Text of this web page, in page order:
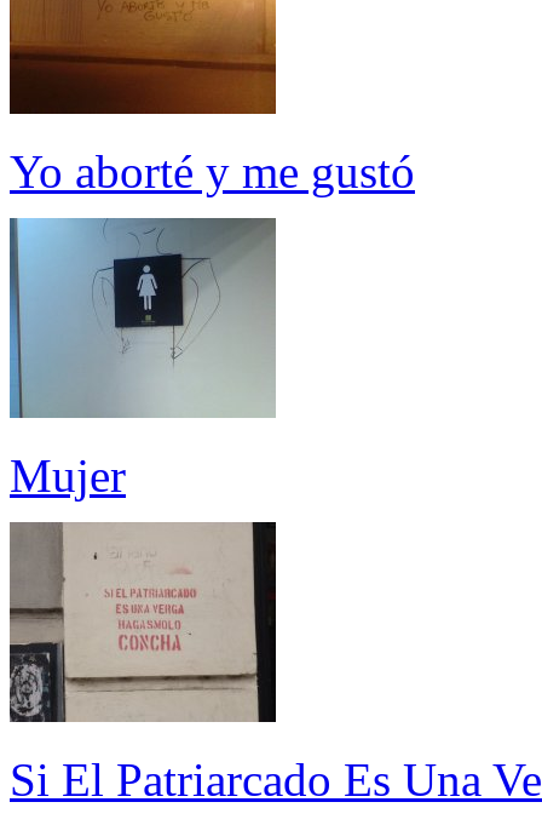
Yo aborté y me gustó
Mujer
Si El Patriarcado Es Una